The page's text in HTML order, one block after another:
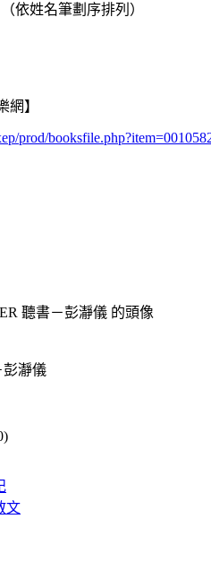
依姓名筆劃序排列）
網】
prod/
彭瀞儀
文